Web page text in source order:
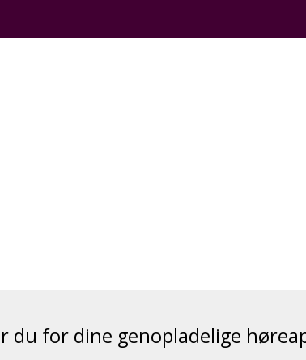
du for dine genopladelige